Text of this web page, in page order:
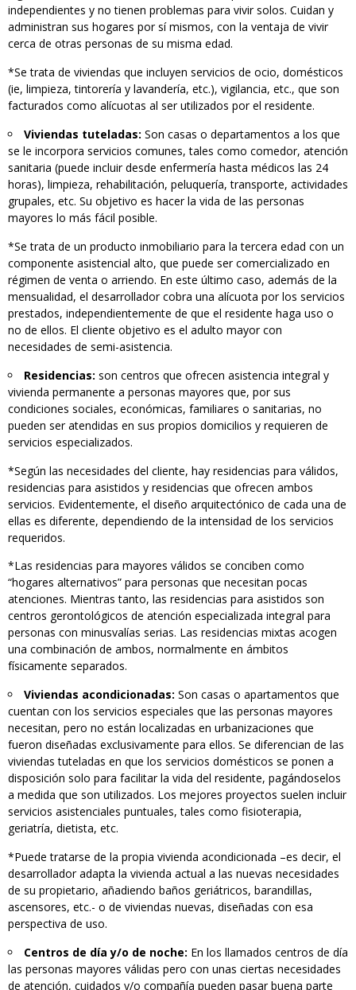
independientes y no tienen problemas para vivir solos. Cuidan y
administran sus hogares por sí mismos, con la ventaja de vivir
cerca de otras personas de su misma edad.
*Se trata de viviendas que incluyen servicios de ocio, domésticos
(ie, limpieza, tintorería y lavandería, etc.), vigilancia, etc., que son
facturados como alícuotas al ser utilizados por el residente.
Viviendas tuteladas: Son casas o departamentos a los que
se le incorpora servicios comunes, tales como comedor, atención
sanitaria (puede incluir desde enfermería hasta médicos las 24
horas), limpieza, rehabilitación, peluquería, transporte, actividades
grupales, etc. Su objetivo es hacer la vida de las personas
mayores lo más fácil posible.
*Se trata de un producto inmobiliario para la tercera edad con un
componente asistencial alto, que puede ser comercializado en
régimen de venta o arriendo. En este último caso, además de la
mensualidad, el desarrollador cobra una alícuota por los servicios
prestados, independientemente de que el residente haga uso o
no de ellos. El cliente objetivo es el adulto mayor con
necesidades de semi-asistencia.
Residencias: son centros que ofrecen asistencia integral y
vivienda permanente a personas mayores que, por sus
condiciones sociales, económicas, familiares o sanitarias, no
pueden ser atendidas en sus propios domicilios y requieren de
servicios especializados.
*Según las necesidades del cliente, hay residencias para válidos,
residencias para asistidos y residencias que ofrecen ambos
servicios. Evidentemente, el diseño arquitectónico de cada una de
ellas es diferente, dependiendo de la intensidad de los servicios
requeridos.
*Las residencias para mayores válidos se conciben como
“hogares alternativos” para personas que necesitan pocas
atenciones. Mientras tanto, las residencias para asistidos son
centros gerontológicos de atención especializada integral para
personas con minusvalías serias. Las residencias mixtas acogen
una combinación de ambos, normalmente en ámbitos
físicamente separados.
Viviendas acondicionadas: Son casas o apartamentos que
cuentan con los servicios especiales que las personas mayores
necesitan, pero no están localizadas en urbanizaciones que
fueron diseñadas exclusivamente para ellos. Se diferencian de las
viviendas tuteladas en que los servicios domésticos se ponen a
disposición solo para facilitar la vida del residente, pagándoselos
a medida que son utilizados. Los mejores proyectos suelen incluir
servicios asistenciales puntuales, tales como fisioterapia,
geriatría, dietista, etc.
*Puede tratarse de la propia vivienda acondicionada –es decir, el
desarrollador adapta la vivienda actual a las nuevas necesidades
de su propietario, añadiendo baños geriátricos, barandillas,
ascensores, etc.- o de viviendas nuevas, diseñadas con esa
perspectiva de uso.
Centros de día y/o de noche: En los llamados centros de día
las personas mayores válidas pero con unas ciertas necesidades
de atención, cuidados y/o compañía pueden pasar buena parte